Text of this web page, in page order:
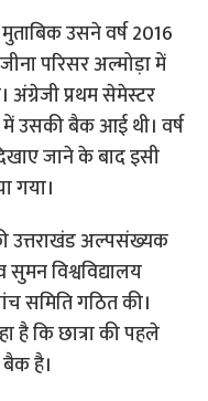
उसने वर्ष 2016
परिसर अल्मोड़ा में
अंग्रेजी प्रथम सेमेस्टर
उसकी बैक आई थी। वर्ष
जाने के बाद इसी
गया।
उत्तराखंड अल्पसंख्यक
विश्वविद्यालय
समिति गठित की।
है कि छात्रा की पहले
है।